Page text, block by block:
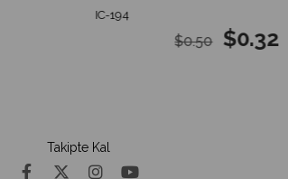
IC-194
$0.32
$0.50
Takipte Kal